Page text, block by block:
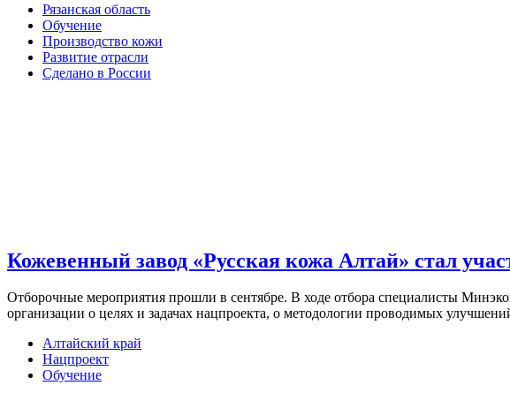
Рязанская область
Обучение
Производство кожи
Развитие отрасли
Сделано в России
Кожевенный завод «Русская кожа Алтай» стал
Отборочные мероприятия прошли в сентябре. В ходе отбора специалисты
организации о целях и задачах нацпроекта, о методологии проводимых
Алтайский край
Нацпроект
Обучение